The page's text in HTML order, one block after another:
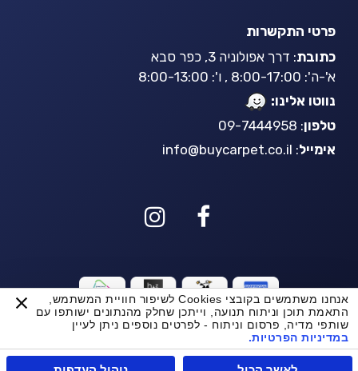
אנחנו משתמשים בקובצי Cookies לשיפור חוויית המשתמש,
התאמת תוכן וניתוח תנועה, וייתכן שחלק מהנתונים ישותפו עם
שותפי מדיה, פרסום וניתוח - לפרטים נוספים ניתן לעיין
במדיניות הפרטיות.
פרטי התקשרות
כתובת: דרך אפולוניה 3, כפר סבא
א'-ה': 8:00-17:00 , ו': 8:00-13:00
נווטו אלינו:
טלפון: 09-7444958
אימייל:
info@buycarpet.co.il
© כל הזכויות שמורות ל Buycarpet 2021
BuyCarpet AI